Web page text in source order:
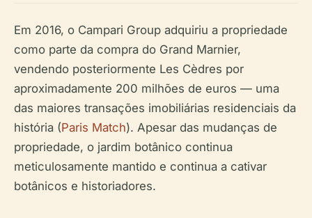
Em 2016, o Campari Group adquiriu a propriedade
como parte da compra do Grand Marnier,
vendendo posteriormente Les Cèdres por
aproximadamente 200 milhões de euros — uma
das maiores transações imobiliárias residenciais da
história (Paris Match). Apesar das mudanças de
propriedade, o jardim botânico continua
meticulosamente mantido e continua a cativar
botânicos e historiadores.